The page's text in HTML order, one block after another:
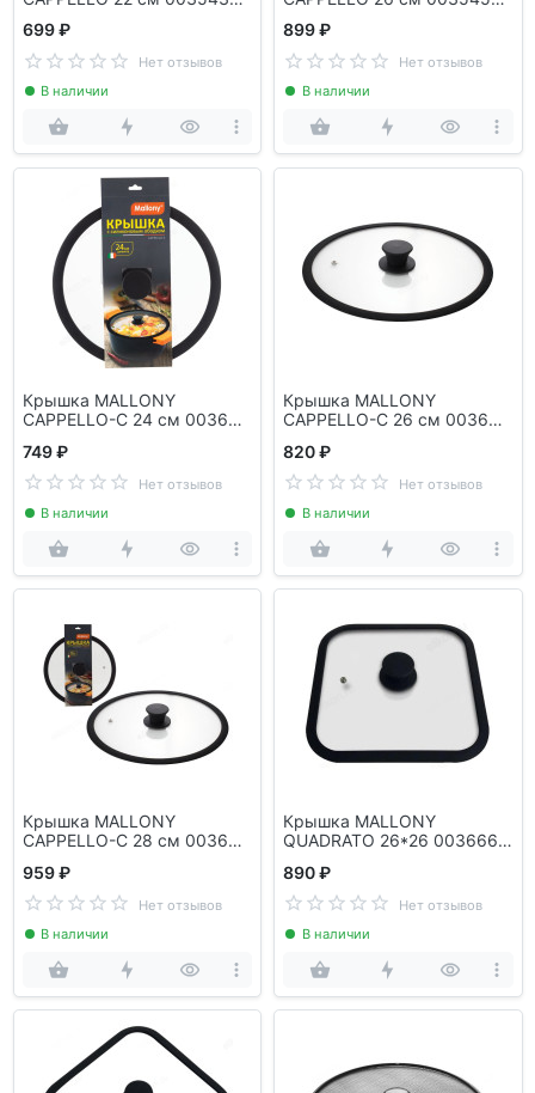
699 ₽
Нет отзывов
В наличии
899 ₽
Нет отзывов
В наличии
Крышка MALLONY
CAPPELLO-C 24 см 003661
749 ₽
Нет отзывов
В наличии
Крышка MALLONY
CAPPELLO-C 26 см 003662
820 ₽
Нет отзывов
В наличии
Крышка MALLONY
CAPPELLO-С 28 см 003663
959 ₽
Нет отзывов
В наличии
Крышка MALLONY
QUADRATO 26*26 003666
890 ₽
Нет отзывов
В наличии